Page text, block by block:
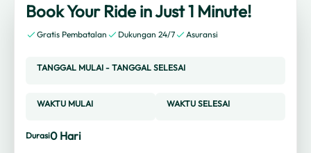
Book Your Ride in Just 1 Minute!
Gratis Pembatalan Dukungan 24/7 Asuransi
TANGGAL MULAI - TANGGAL SELESAI
WAKTU MULAI WAKTU SELESAI
Durasi0 Hari